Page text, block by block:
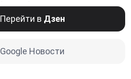
Перейти в Дзен
Google Новости